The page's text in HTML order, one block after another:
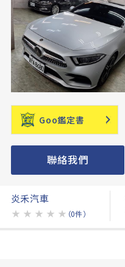
Goo鑑定書
聯絡我們
炎禾汽車
★ ★ ★ ★ ★ （0件）